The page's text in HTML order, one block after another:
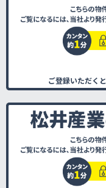
ご登録いただくと